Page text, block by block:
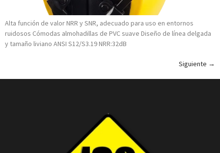
Alta función de valor NRR y SNR, adecuado para uso en entornos
ruidosos Cómodas almohadillas de PVC suave Diseño de línea delgada
y tamaño liviano ANSI S12/S3.19 NRR:32dB
Siguiente →